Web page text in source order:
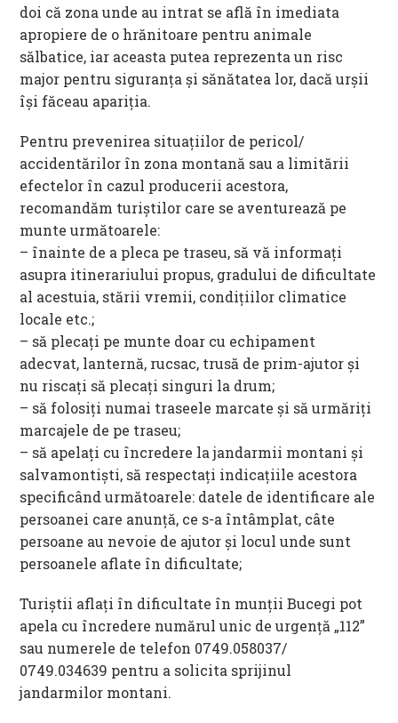
doi că zona unde au intrat se află în imediata
apropiere de o hrănitoare pentru animale
sălbatice, iar aceasta putea reprezenta un risc
major pentru siguranța și sănătatea lor, dacă urșii
își făceau apariția.
Pentru prevenirea situațiilor de pericol/
accidentărilor în zona montană sau a limitării
efectelor în cazul producerii acestora,
recomandăm turiştilor care se aventurează pe
munte următoarele:
– înainte de a pleca pe traseu, să vă informați
asupra itinerariului propus, gradului de dificultate
al acestuia, stării vremii, condiţiilor climatice
locale etc.;
– să plecați pe munte doar cu echipament
adecvat, lanternă, rucsac, trusă de prim-ajutor și
nu riscaţi să plecaţi singuri la drum;
– să folosiţi numai traseele marcate și să urmăriţi
marcajele de pe traseu;
– să apelaţi cu încredere la jandarmii montani şi
salvamontiști, să respectaţi indicaţiile acestora
specificând următoarele: datele de identificare ale
persoanei care anunţă, ce s-a întâmplat, câte
persoane au nevoie de ajutor şi locul unde sunt
persoanele aflate în dificultate;
Turiştii aflaţi în dificultate în munții Bucegi pot
apela cu încredere numărul unic de urgenţă „112”
sau numerele de telefon 0749.058037/
0749.034639 pentru a solicita sprijinul
jandarmilor montani.